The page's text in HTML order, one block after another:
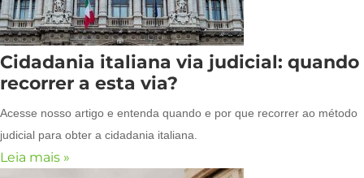
Cidadania italiana via judicial: quando
recorrer a esta via?
Acesse nosso artigo e entenda quando e por que recorrer ao método
judicial para obter a cidadania italiana.
Leia mais »